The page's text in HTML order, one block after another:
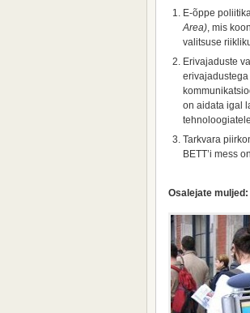
E-õppe
Area), mis
valitsuse
Erivajaduste
on aidata igal
Tarkvara
BETT’i mess
Osalejate muljed: